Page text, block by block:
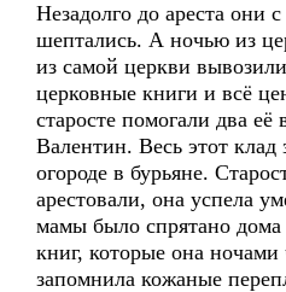
Незадолго до ареста они
шептались. А ночью из
из самой церкви
церковные книги и всё
старосте помогали два
Валентин. Весь этот
огороде в бурьяне.
арестовали, она успела
мамы было спрятано дома
книг, которые она
запомнила кожаные